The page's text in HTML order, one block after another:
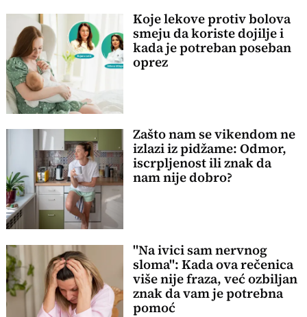
Koje lekove protiv bolova
smeju da koriste dojilje i
kada je potreban poseban
oprez
Zašto nam se vikendom ne
izlazi iz pidžame: Odmor,
iscrpljenost ili znak da
nam nije dobro?
"Na ivici sam nervnog
sloma": Kada ova rečenica
više nije fraza, već ozbiljan
znak da vam je potrebna
pomoć